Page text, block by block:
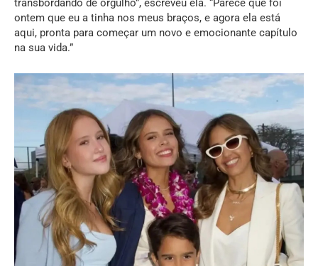
transbordando de orgulho”, escreveu ela. “Parece que foi
ontem que eu a tinha nos meus braços, e agora ela está
aqui, pronta para começar um novo e emocionante capítulo
na sua vida.”